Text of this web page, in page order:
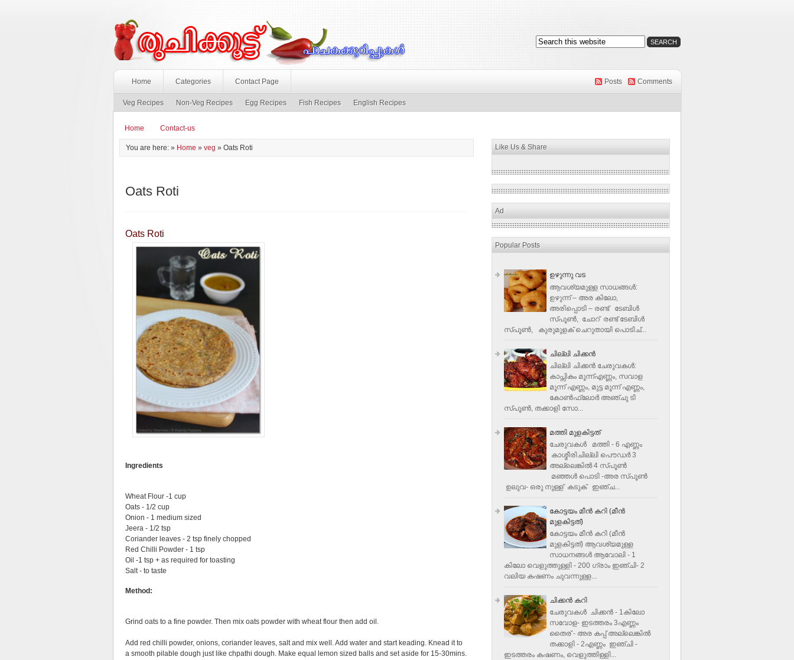
Home Categories Contact Page Posts Comments
Veg Recipes Non-Veg Recipes Egg Recipes Fish Recipes English Recipes
Home Contact-us
You are here: » Home » veg » Oats Roti
Oats Roti
Oats Roti
Ingredients
Wheat Flour -1 cup
Oats - 1/2 cup
Onion - 1 medium sized
Jeera - 1/2 tsp
Coriander leaves - 2 tsp finely chopped
Red Chilli Powder - 1 tsp
Oil -1 tsp + as required for toasting
Salt - to taste
Method:
Grind oats to a fine powder. Then mix oats powder with wheat flour then add oil.
Add red chilli powder, onions, coriander leaves, salt and mix well. Add water and start keading. Knead it to
a smooth pilable dough just like chpathi dough. Make equal lemon sized balls and set aside for 15-30mins.
Like Us & Share
Ad
Popular Posts
ഉഴുന്നു വട
ആവശ്യമുള്ള സാധങ്ങൾ:
ഉഴുന്ന് – അര കിലോ,
അരിപ്പൊടി – രണ്ട് ടേബിൾ
സ്പൂൺ, ചോറ് രണ്ട് ടേബിള്‍
സ്പൂണ്‍, കുരുമുളക് ചെറുതായി പൊടിച്...
ചില്ലി ചിക്കൻ
ചില്ലി ചിക്കൻ ചേരുവകള്‍:
കാപ്സികം മൂന്ന്എണ്ണം, സവാള
മൂന്ന് എണ്ണം, മുട്ട മൂന്ന് എണ്ണം,
കോണ്‍ഫ്ലോര്‍ അഞ്ചു ടി
സ്പൂണ്‍, തക്കാളി സോ...
മത്തി മുളകിട്ടത്
ചേരുവകൾ മത്തി - 6 എണ്ണം
കാശ്മീരിചില്ലി പൌഡർ 3
അല്ലെങ്കിൽ 4 സ്പൂണ്‍
മഞ്ഞൾ പൊടി -അര സ്പൂണ്‍
ഉലുവ- ഒരു നുള്ള് കടുക് ഇഞ്ച...
കോട്ടയം മീന്‍ കറി (മീന്‍
മുളകിട്ടത്‌)
കോട്ടയം മീന്‍ കറി (മീന്‍
മുളകിട്ടത്‌) ആവശ്യമുള്ള
സാധനങ്ങള്‍ ആവോലി - 1
കിലോ വെളുത്തുള്ളി - 200 ഗ്രാം ഇഞ്ചി- 2
വലിയ കഷണം ചുവന്നുള്ള...
ചിക്കന്‍ കറി
ചേരുവകൾ ചിക്കന്‍ - 1കിലോ
സവോള- ഇടത്തരം 3എണ്ണം
തൈര് - അര കപ്പ്‌ അല്ലെങ്കില്‍
തക്കാളി - 2എണ്ണം ഇഞ്ചി -
ഇടത്തരം കഷണം, വെളുത്തിള്ളി...